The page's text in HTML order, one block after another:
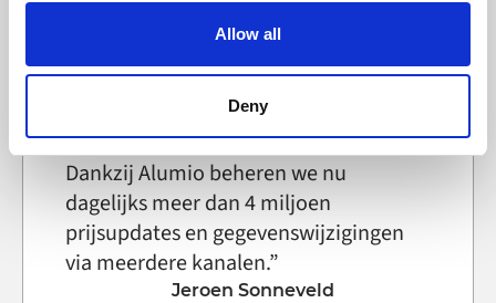
text file that a web browser saves to your computer. You
browser settings accordingly. This could affect the
functioning of the website, however. We also use third-
party ad networks for advertising certain Alumio services
on the internet
Allow all
Deny
Lees de case study
Dankzij Alumio beheren we nu
dagelijks meer dan 4 miljoen
prijsupdates en gegevenswijzigingen
via meerdere kanalen.”
Jeroen Sonneveld